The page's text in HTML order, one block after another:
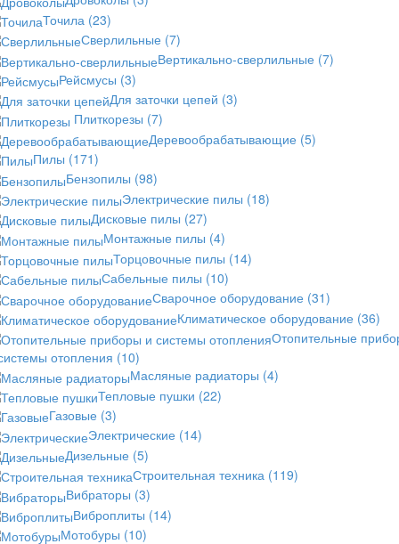
Точила (23)
Сверлильные (7)
Вертикально-сверлильные (7)
Рейсмусы (3)
Для заточки цепей (3)
Плиткорезы (7)
Деревообрабатывающие (5)
Пилы (171)
Бензопилы (98)
Электрические пилы (18)
Дисковые пилы (27)
Монтажные пилы (4)
Торцовочные пилы (14)
Сабельные пилы (10)
Сварочное оборудование (31)
Климатическое оборудование (36)
Отопительные
отопления (10)
Масляные радиаторы (4)
Тепловые пушки (22)
Газовые (3)
Электрические (14)
Дизельные (5)
Строительная техника (119)
Вибраторы (3)
Виброплиты (14)
Мотобуры (10)